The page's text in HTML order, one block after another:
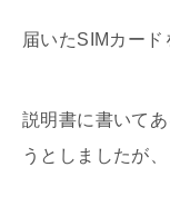
届いたSIMカード
説明書に書いて
うとしましたが、